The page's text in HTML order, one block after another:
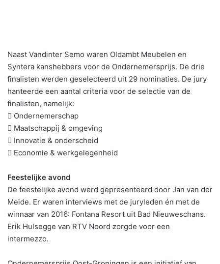
Naast Vandinter Semo waren Oldambt Meubelen en
Syntera kanshebbers voor de Ondernemersprijs. De drie
finalisten werden geselecteerd uit 29 nominaties. De jury
hanteerde een aantal criteria voor de selectie van de
finalisten, namelijk:
 Ondernemerschap
 Maatschappij & omgeving
 Innovatie & onderscheid
 Economie & werkgelegenheid
Feestelijke avond
De feestelijke avond werd gepresenteerd door Jan van der
Meide. Er waren interviews met de juryleden én met de
winnaar van 2016: Fontana Resort uit Bad Nieuweschans.
Erik Hulsegge van RTV Noord zorgde voor een
intermezzo.